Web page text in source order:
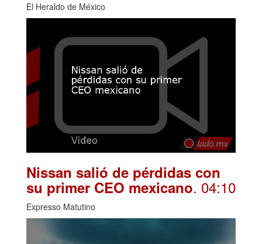
El Heraldo de México
Nissan salió de pérdidas con
su primer CEO mexicano. 04:10
Expresso Matutino